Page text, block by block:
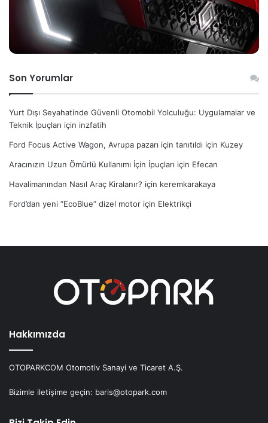
Son Yorumlar
Yurt Dışı Seyahatinde Güvenli Otomobil Yolculuğu: Uygulamalar ve
Teknik İpuçları için inzfatih
Ford Focus Active Wagon, Avrupa pazarı için tanıtıldı için Kuzey
Aracınızın Uzun Ömürlü Kullanımı İçin İpuçları için Efecan
Havalimanından Nasıl Araç Kiralanır? için keremkarakaya
Ford’dan yeni “EcoBlue” dizel motor için Elektrikçi
Hakkımızda
OTOPARKCOM Otomotiv Sanayi ve Ticaret A.Ş.
Bizimle iletişime geçin: baris@otopark.com